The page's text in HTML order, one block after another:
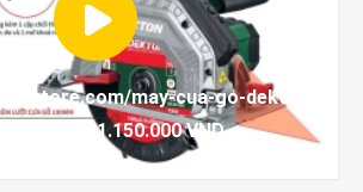
Combo Máy Rửa Xe Pin Hukan HK-
Thế Hệ Mới ) 1.589.000 VND